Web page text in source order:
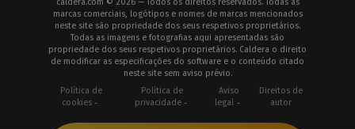
marcas comerciais, logótipos e nomes de marcas mencionados
neste site são propriedade dos seus respetivos proprietários.
Todas as imagens e fotografias aqui apresentadas são
propriedade dos seus respetivos proprietários. Caldera o direito
de modificar as especificações do software e o conteúdo citado
neste site sem aviso prévio.
Política de
cookies
Política de
privacidade
Aviso
legal
Direitos de
autor